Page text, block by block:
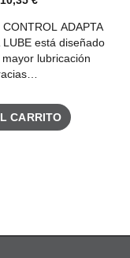
ADAPTA
LUBE está diseñado
lubricación
CARRITO